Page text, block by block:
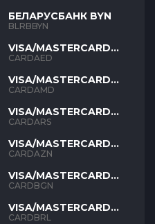
БЕЛАРУСБАНК BYN
BLRBBYN
VISA/MASTERCARD
AED
CARDAED
VISA/MASTERCARD
AMD
CARDAMD
VISA/MASTERCARD
ARS
CARDARS
VISA/MASTERCARD
AZN
CARDAZN
VISA/MASTERCARD
BGN
CARDBGN
VISA/MASTERCARD
BRL
CARDBRL